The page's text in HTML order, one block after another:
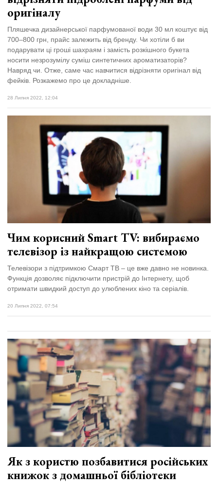
оригіналу
Пляшечка дизайнерської парфумованої води 30 мл коштує від
700–800 грн, прайс залежить від бренду. Чи хотіли б ви
подарувати ці гроші шахраям і замість розкішного букета
носити незрозумілу суміш синтетичних ароматизаторів?
Навряд чи. Отже, саме час навчитися відрізняти оригінал від
фейків. Розкажемо про це докладніше.
28 Липня 2022, 12:04
Чим корисний Smart TV: вибираємо
телевізор із найкращою системою
Телевізори з підтримкою Смарт ТВ – це вже давно не новинка.
Функція дозволяє підключити пристрій до Інтернету, щоб
отримати швидкий доступ до улюблених кіно та серіалів.
20 Липня 2022, 07:54
Як з користю позбавитися російських
книжок з домашньої бібліотеки